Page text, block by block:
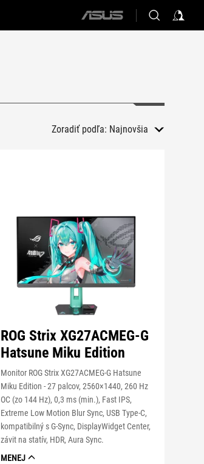
ASUS
Zoradiť podľa: Najnovšia
ROG Strix XG27ACMEG-G
Hatsune Miku Edition
Monitor ROG Strix XG27ACMEG-G Hatsune
Miku Edition - 27 palcov, 2560×1440, 260 Hz
OC (zo 144 Hz), 0,3 ms (min.), Fast IPS,
Extreme Low Motion Blur Sync, USB Type-C,
kompatibilný s G-Sync, DisplayWidget Center,
závit na statív, HDR, Aura Sync.
MENEJ